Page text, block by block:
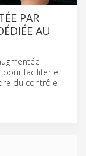
PAR
AU
pour faciliter et
du contrôle